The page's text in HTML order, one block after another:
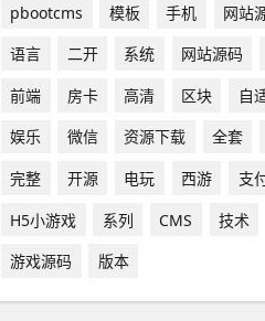
pbootcms
模板 手机
网站
语言
二开 系统 网站源码
前端
房卡 高清 区块
自
娱乐
微信 资源下载 全套
完整
开源 电玩 西游
支
H5小游戏
系列 CMS
技术
游戏源码
版本